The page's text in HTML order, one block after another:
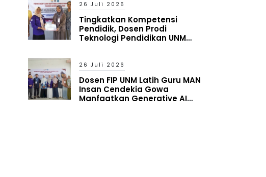
26 Juli 2026
Tingkatkan Kompetensi
Pendidik, Dosen Prodi
Teknologi Pendidikan UNM
AI
26 Juli 2026
Dosen FIP UNM Latih Guru MAN
Insan Cendekia Gowa
Manfaatkan Generative AI